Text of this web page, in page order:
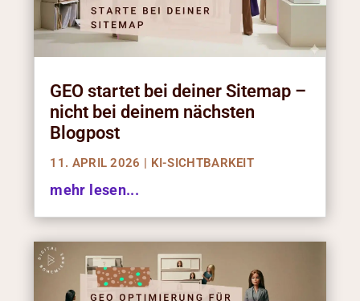
GEO startet bei deiner Sitemap –
nicht bei deinem nächsten
Blogpost
11. APRIL 2026 | KI-SICHTBARKEIT
mehr lesen...